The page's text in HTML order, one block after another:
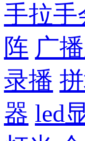
手拉手
阵 广
录播
器 led